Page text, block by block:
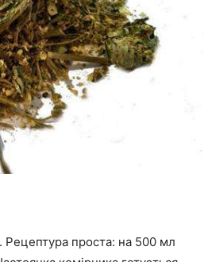
Рецептура проста: на 500 мл